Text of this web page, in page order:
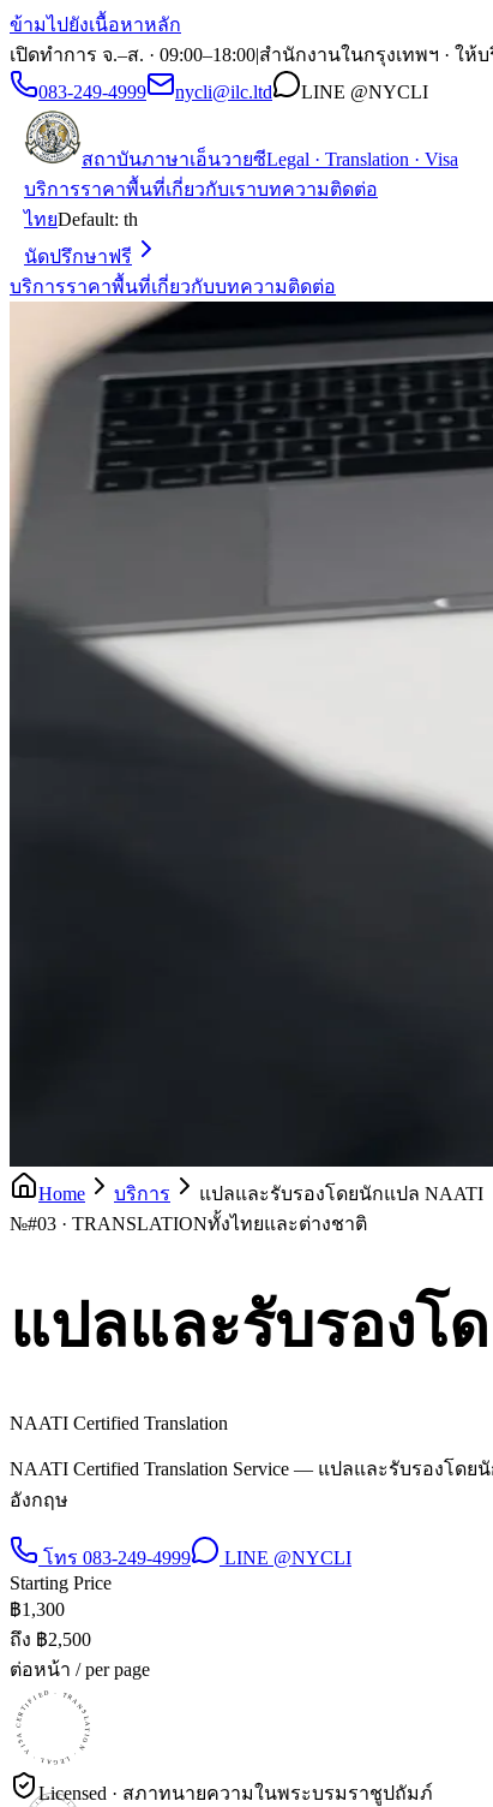
ข้ามไปยังเนื้อหาหลัก
เปิดทำการ จ.–ส. · 09:00–18:00|สำนักงานในกรุงเทพฯ · ให้
083-249-4999
nycli@ilc.ltd LINE @NYCLI
สถาบันภาษาเอ็นวายซีLegal · Translation · Visa
บริการราคาพื้นที่เกี่ยวกับเราบทความติดต่อ
ไทยDefault: th
นัดปรึกษาฟรี
บริการราคาพื้นที่เกี่ยวกับบทความติดต่อ
Home บริการ
แปลและรับรองโดยนักแปล NAATI
№#03 · TRANSLATIONทั้งไทยและต่างชาติ
แปลและรับรองโ
NAATI Certified Translation
NAATI Certified Translation Service — แปลและรับรองโ
อังกฤษ
โทร 083-249-4999 LINE @NYCLI
Starting Price
฿1,300
ถึง ฿2,500
ต่อหน้า / per page
CERTIFIED · TRANSLATION · LEGAL · VISA · CERTIFIED · TRANSLATION · LEGAL · VISA · CERTIFIED · TRANSLATION · LEGAL · VISA ·
Licensed · สภาทนายความในพระบรมราชูปถัมภ์